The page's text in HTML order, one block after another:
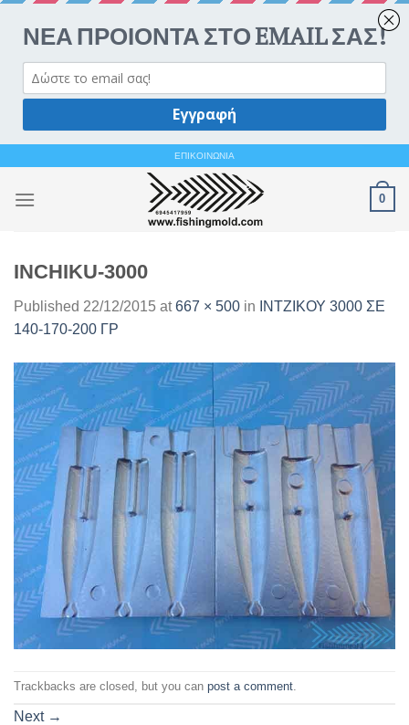
content
ΕΠΙΚΟΙΝΩΝΙΑ
0
INCHIKU-3000
Published 22/12/2015 at667 × 500 in
ΙΝΤΖΙΚΟΥ 3000 ΣΕ
140-170-200 ΓΡ
Trackbacks are closed, but you can post a comment
Next →